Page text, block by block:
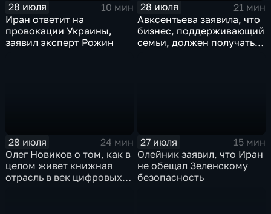
28 июля
10 мин
Иран ответит на
провокации Украины,
заявил эксперт Рожин
28 июля
21 мин
Авксентьева заявила, что
бизнес, поддерживающий
семьи, должен получать
28 июля
24 мин
Олег Новиков о том, как в
целом живет книжная
отрасль в век цифровых
27 июля
15 мин
Олейник заявил, что Иран
не обещал Зеленскому
безопасность